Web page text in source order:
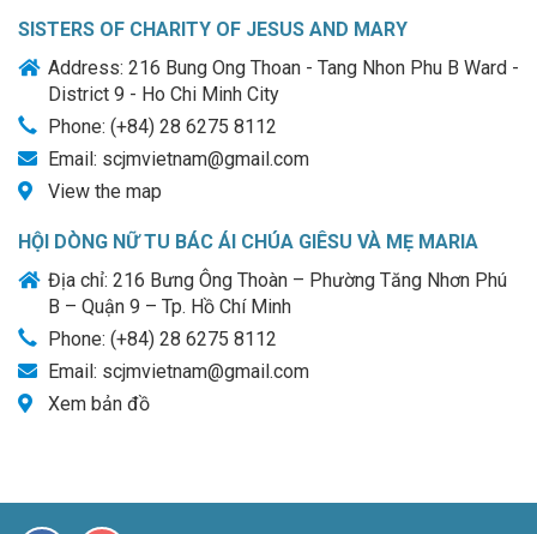
SISTERS OF CHARITY OF JESUS AND MARY
Address: 216 Bung Ong Thoan - Tang Nhon Phu B Ward -
District 9 - Ho Chi Minh City
Phone: (+84) 28 6275 8112
Email: scjmvietnam@gmail.com
View the map
HỘI DÒNG NỮ TU BÁC ÁI CHÚA GIÊSU VÀ MẸ MARIA
Địa chỉ: 216 Bưng Ông Thoàn – Phường Tăng Nhơn Phú
B – Quận 9 – Tp. Hồ Chí Minh
Phone: (+84) 28 6275 8112
Email: scjmvietnam@gmail.com
Xem bản đồ